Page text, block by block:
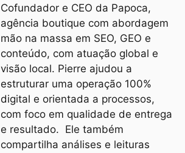
Cofundador e CEO da Papoca,
agência boutique com abordagem
mão na massa em SEO, GEO e
conteúdo, com atuação global e
visão local. Pierre ajudou a
estruturar uma operação 100%
digital e orientada a processos,
com foco em qualidade de entrega
e resultado. Ele também
compartilha análises e leituras